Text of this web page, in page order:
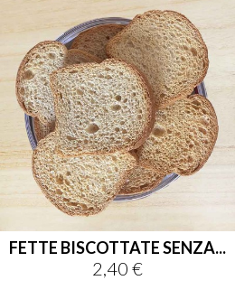
FETTE BISCOTTATE SENZA...
Prezzo
2,40 €